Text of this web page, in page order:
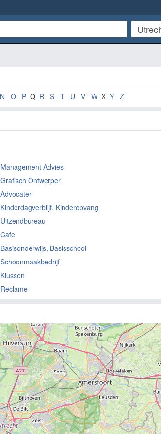
N O P Q R S T U V W X Y Z
Management Advies
Grafisch Ontwerper
Advocaten
Kinderdagverblijf, Kinderopvang
Uitzendbureau
Cafe
Basisonderwijs, Basisschool
Schoonmaakbedrijf
Klussen
Reclame